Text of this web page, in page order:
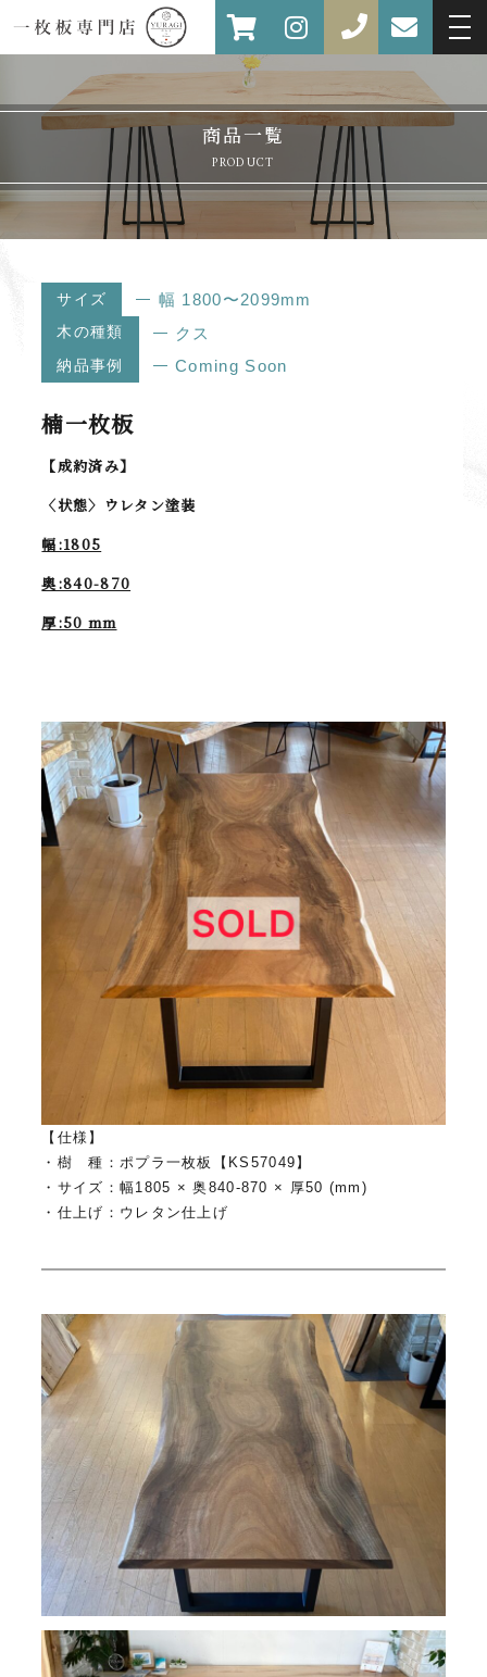
商品一覧
PRODUCT
サイズ 幅 1800〜2099mm
木の種類 クス
納品事例 Coming Soon
楠一枚板
【成約済み】
〈状態〉ウレタン塗装
幅:1805
奥:840-870
厚:50 mm
【仕様】
・樹 種：ポプラ一枚板【KS57049】
・サイズ：幅1805 × 奥840-870 × 厚50 (mm)
・仕上げ：ウレタン仕上げ